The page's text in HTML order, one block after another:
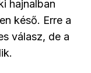
hajnalban
késő. Erre a
válasz, de a